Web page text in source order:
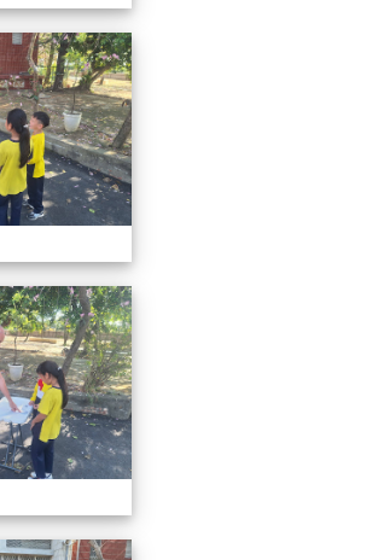
20260302行動英語村巡迴教
20260302行動英語村巡迴教
20260302行動英語村巡迴教